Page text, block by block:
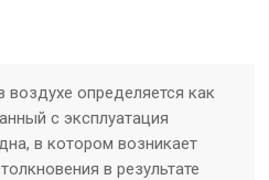
воздухе определяется как
с эксплуатация
в котором возникает
в результате